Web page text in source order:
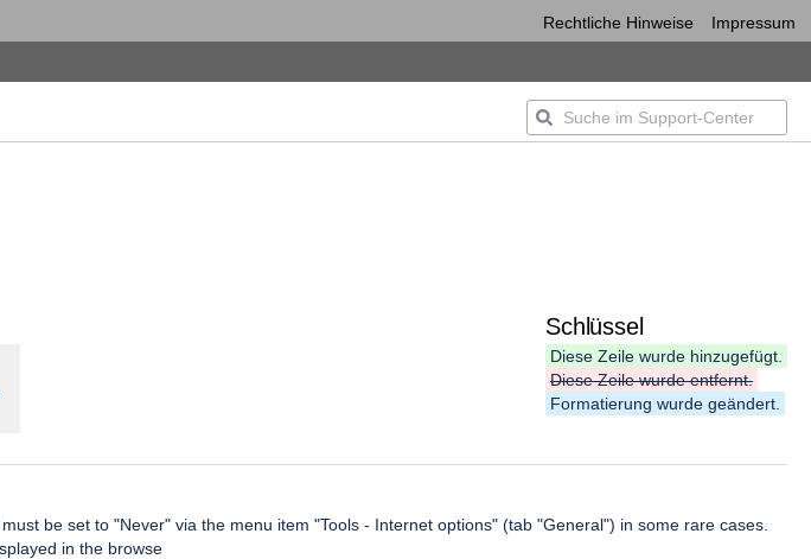
Rechtliche Hinweise Impressum
Schlüssel
Diese Zeile wurde hinzugefügt.
Diese Zeile wurde entfernt.
Formatierung wurde geändert.
be set to "Never" via the menu item "Tools - Internet options" (tab "General") in some rare cases.
in the browse